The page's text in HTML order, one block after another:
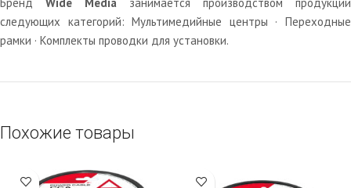
следующих категорий: Мультимедийные центры · Переходные
рамки · Комплекты проводки для установки.
Похожие товары